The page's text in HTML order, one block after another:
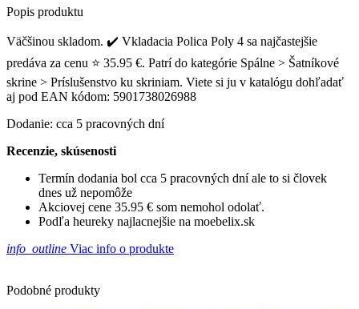
Popis produktu
Väčšinou skladom. ✔️ Vkladacia Polica Poly 4 sa najčastejšie
predáva za cenu ⭐ 35.95 €. Patrí do kategórie Spálne > Šatníkové
skrine > Príslušenstvo ku skriniam. Viete si ju v katalógu dohľadať
aj pod EAN kódom: 5901738026988
Dodanie: cca 5 pracovných dní
Recenzie, skúsenosti
Termín dodania bol cca 5 pracovných dní ale to si človek
dnes už nepomôže
Akciovej cene 35.95 € som nemohol odolať.
Podľa heureky najlacnejšie na moebelix.sk
info_outline Viac info o produkte
Podobné produkty